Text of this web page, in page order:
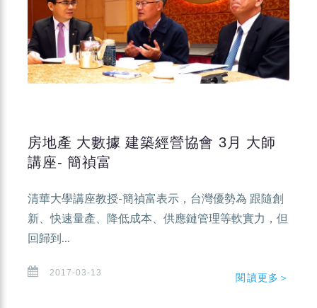
房地產 大數據 建築經營協會 3月 大師
講座- 簡禎富
清華大學講座教授-簡禎富表示，台灣優勢為 跟隨創
新、快速量產、降低成本、供應鏈管理等軟實力，但
回歸到...
2017-03-13 閱讀更多＞